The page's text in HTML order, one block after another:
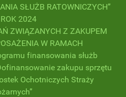
SŁUŻB RATOWNICZYCH”
2024
ZWIĄZANYCH Z ZAKUPEM
W RAMACH
finansowania służb
zakupu sprzętu
Ochotniczych Straży